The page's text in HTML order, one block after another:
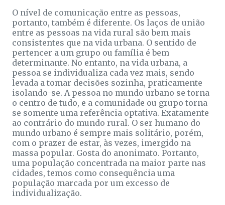
O nível de comunicação entre as pessoas,
portanto, também é diferente. Os laços de união
entre as pessoas na vida rural são bem mais
consistentes que na vida urbana. O sentido de
pertencer a um grupo ou família é bem
determinante. No entanto, na vida urbana, a
pessoa se individualiza cada vez mais, sendo
levada a tomar decisões sozinha, praticamente
isolando-se. A pessoa no mundo urbano se torna
o centro de tudo, e a comunidade ou grupo torna-
se somente uma referência optativa. Exatamente
ao contrário do mundo rural. O ser humano do
mundo urbano é sempre mais solitário, porém,
com o prazer de estar, às vezes, imergido na
massa popular. Gosta do anonimato. Portanto,
uma população concentrada na maior parte nas
cidades, temos como consequência uma
população marcada por um excesso de
individualização.